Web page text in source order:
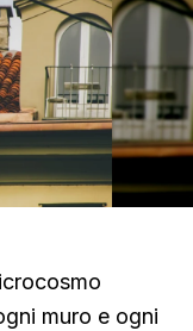
muro e ogni